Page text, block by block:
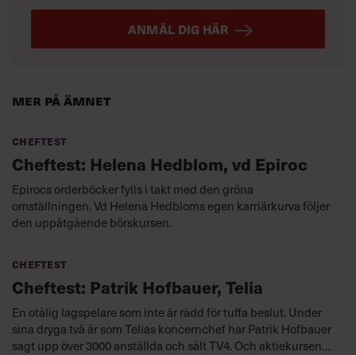
Mer på ämnet
Cheftest
Cheftest: Helena Hedblom, vd Epiroc
Epirocs orderböcker fylls i takt med den gröna
omställningen. Vd Helena Hedbloms egen karriärkurva följer
den uppåtgående börskursen.
Cheftest
Cheftest: Patrik Hofbauer, Telia
En otålig lagspelare som inte är rädd för tuffa beslut. Under
sina dryga två år som Telias koncernchef har Patrik Hofbauer
sagt upp över 3000 anställda och sålt TV4. Och aktiekursen
ANMÄL DIG HÄR